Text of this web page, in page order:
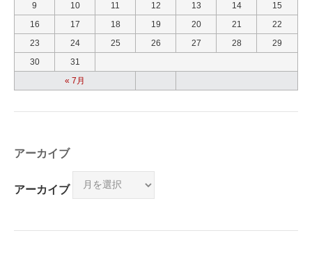
« 7月
9
10 11 12 13 14
15
16
17 18 19 20 21
22
23
24 25 26 27 28
29
30
31
アーカイブ
アーカイブ